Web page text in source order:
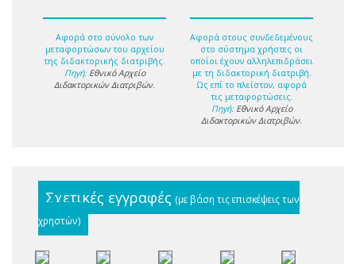
Αφορά στο σύνολο των
μεταφορτώσων του αρχείου
της διδακτορικής διατριβής.
Πηγή: Εθνικό Αρχείο
Διδακτορικών Διατριβών.
Αφορά στους συνδεδεμένους
στο σύστημα χρήστες οι
οποίοι έχουν αλληλεπιδράσει
με τη διδακτορική διατριβή.
Ως επί το πλείστον, αφορά
τις μεταφορτώσεις.
Πηγή: Εθνικό Αρχείο
Διδακτορικών Διατριβών.
Σχετικές εγγραφές (με βάση τις επισκέψεις των
χρηστών)